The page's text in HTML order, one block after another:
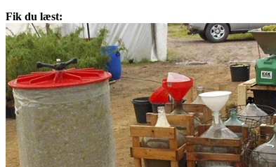
Fik du læst: